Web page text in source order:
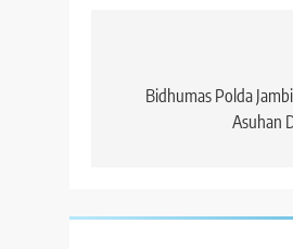
posBidhumas Polda
Asuhan